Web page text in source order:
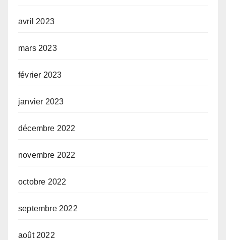
avril 2023
mars 2023
février 2023
janvier 2023
décembre 2022
novembre 2022
octobre 2022
septembre 2022
août 2022